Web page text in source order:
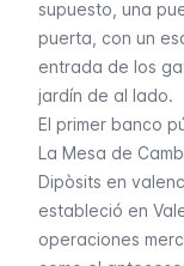
supuesto, una
puerta, con un
entrada de los
jardín de al lado.
El primer banco
La Mesa de
Dipòsits en
estableció en
operaciones